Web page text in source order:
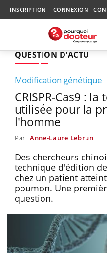
INSCRIPTION CONNEXION
QUESTION D'ACTU
Modification génétique
CRISPR-Cas9 :
utilisée pour la
l'homme
Par Anne-Laure Lebrun
Des chercheurs
technique d'édition
chez un patient
poumon. Une
question.